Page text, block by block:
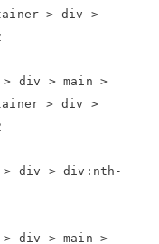
> div >
> div > main >
> div >
> div > div:nth-
> div > main >